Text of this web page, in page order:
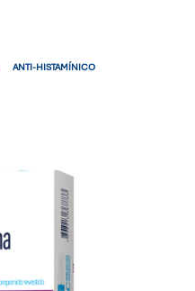
ANTI-HISTAMÍNICO